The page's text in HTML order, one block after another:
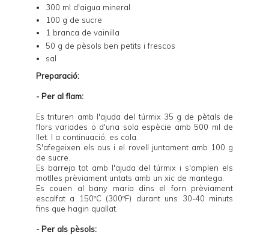
300 ml d'aigua mineral
100 g de sucre
1 branca de vainilla
50 g de pèsols ben petits i frescos
sal
Preparació:
- Per al flam:
Es trituren amb l'ajuda del túrmix 35 g de pètals de
flors variades o d'una sola espècie amb 500 ml de
llet. I a continuació, es cola.
S'afegeixen els ous i el rovell juntament amb 100 g
de sucre.
Es barreja tot amb l'ajuda del túrmix i s'omplen els
motlles prèviament untats amb un xic de mantega.
Es couen al bany maria dins el forn prèviament
escalfat a 150ºC (300ºF) durant uns 30-40 minuts
fins que hagin quallat.
- Per als pèsols: